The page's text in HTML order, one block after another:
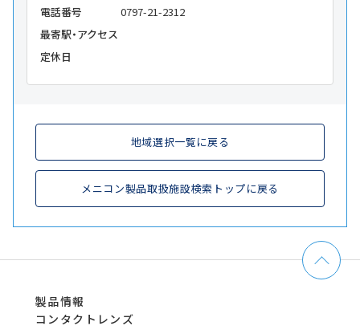
電話番号
0797-21-2312
最寄駅・アクセス
定休日
地域選択一覧に戻る
メニコン製品取扱施設検索トップに戻る
製品情報
コンタクトレンズ